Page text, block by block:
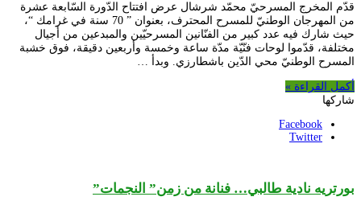
قدّم المخرج المسرحيّ محمّد شرشال عرض افتتاح الدّورة السّابعة عشرة
من المهرجان الوطنيّ للمسرح المحترف، بعنوان ” 70 سنة في غرامك “،
حيث شارك فيه عدد كبير من الفنّانين المسرحيّين والمبدعين من أجيال
مختلفة، قدّموا لوحات فنّيّة مدّة ساعة وخمسة وأربعين دقيقة، فوق خشبة
المسرح الوطنيّ محي الدّين باشطارزي. وبدأ …
أكمل القراءة »
شاركها
Facebook
Twitter
بورتريه نادية طالبي… فنانة من زمن” النجمات”